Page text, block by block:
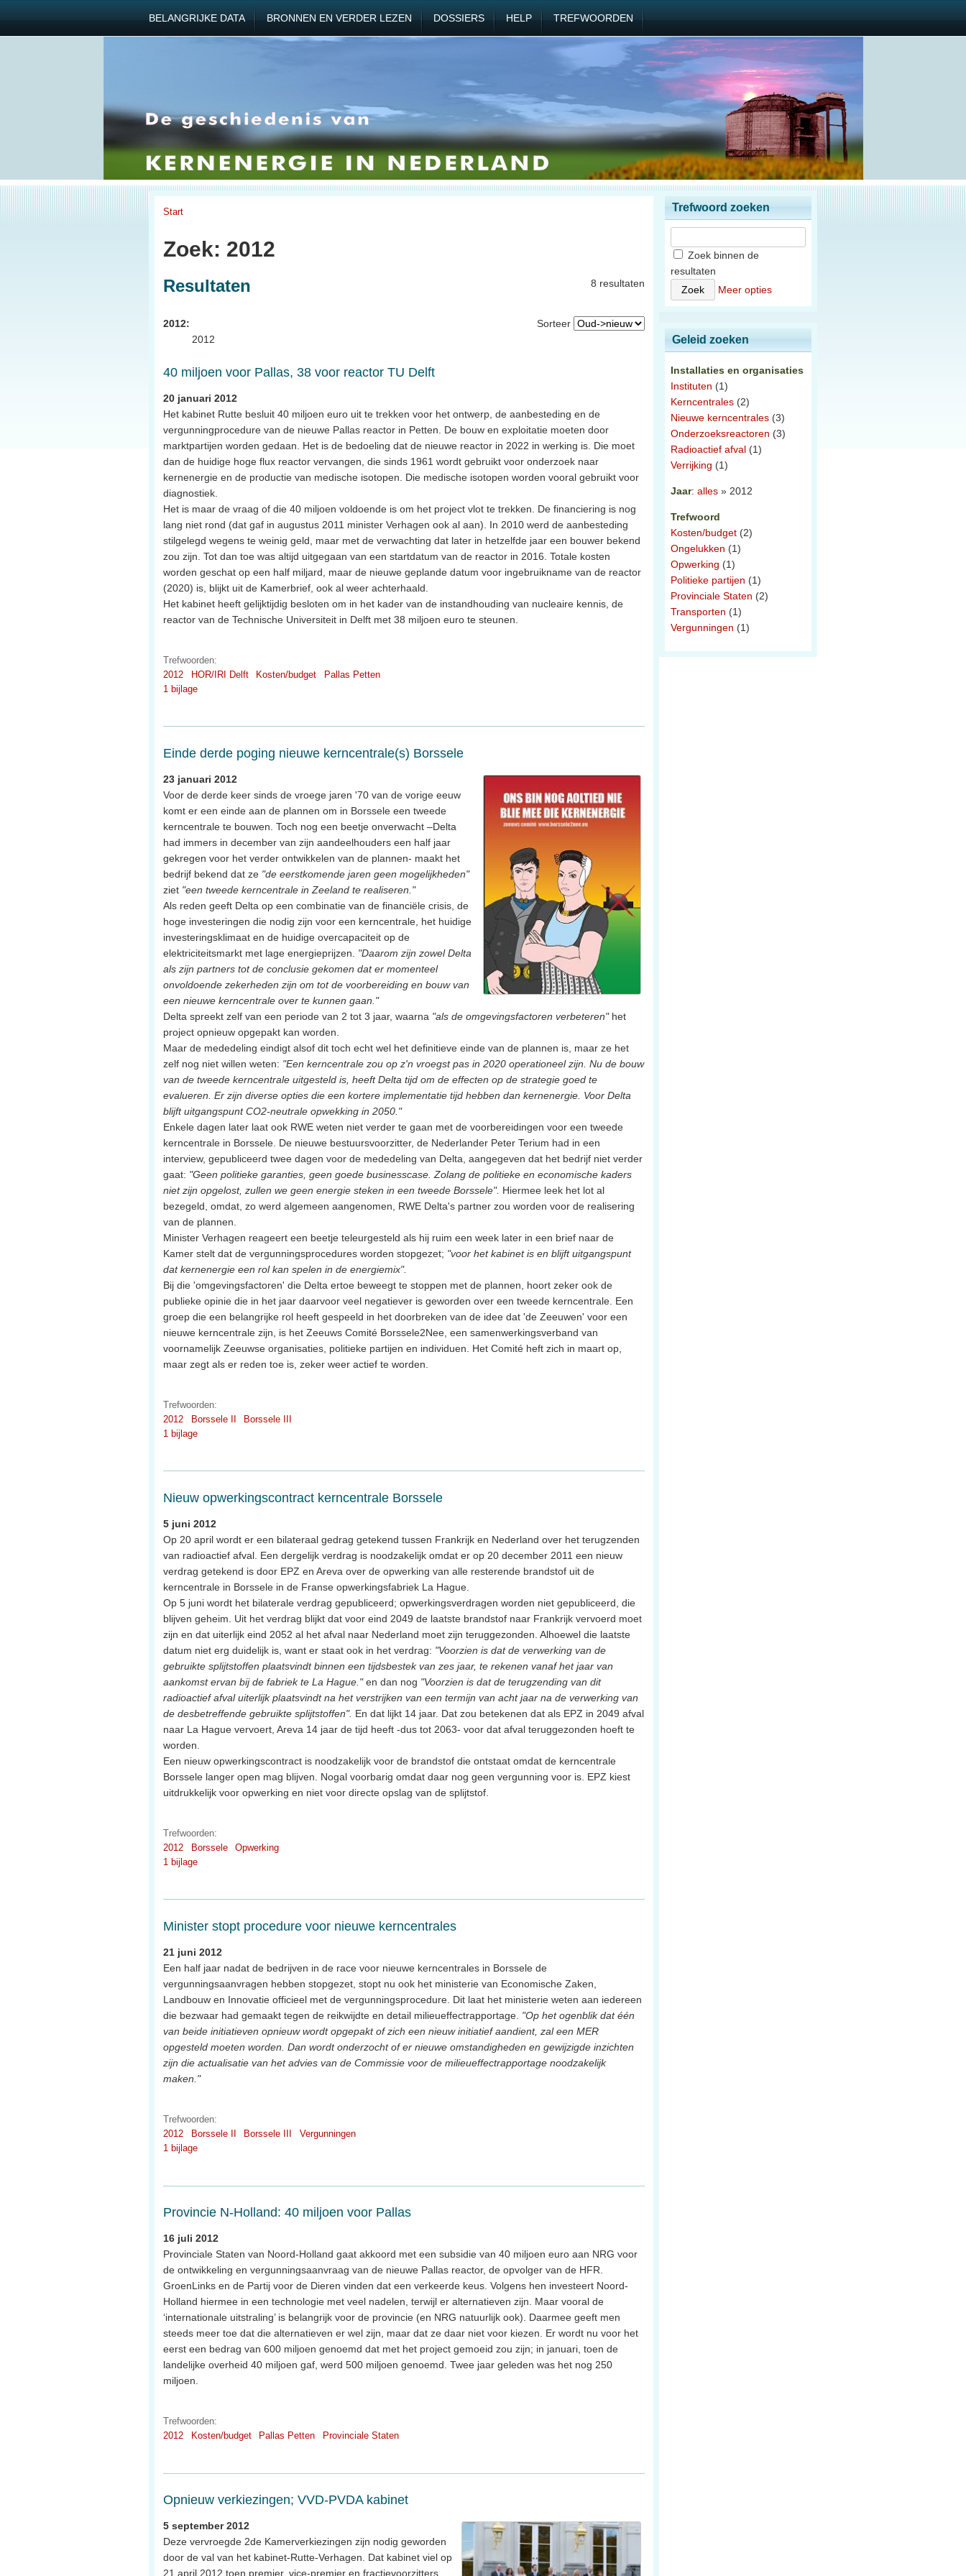
BELANGRIJKE DATA BRONNEN EN VERDER LEZEN DOSSIERS HELP TREFWOORDEN
Start
Zoek: 2012
8 resultaten
Resultaten
Sorteer
2012:
2012
40 miljoen voor Pallas, 38 voor reactor TU Delft
20 januari 2012
Het kabinet Rutte besluit 40 miljoen euro uit te trekken voor het ontwerp, de aanbesteding en de
vergunningprocedure van de nieuwe Pallas reactor in Petten. De bouw en exploitatie moeten door
marktpartijen worden gedaan. Het is de bedoeling dat de nieuwe reactor in 2022 in werking is. Die moet
dan de huidige hoge flux reactor vervangen, die sinds 1961 wordt gebruikt voor onderzoek naar
kernenergie en de productie van medische isotopen. Die medische isotopen worden vooral gebruikt voor
diagnostiek.
Het is maar de vraag of die 40 miljoen voldoende is om het project vlot te trekken. De financiering is nog
lang niet rond (dat gaf in augustus 2011 minister Verhagen ook al aan). In 2010 werd de aanbesteding
stilgelegd wegens te weinig geld, maar met de verwachting dat later in hetzelfde jaar een bouwer bekend
zou zijn. Tot dan toe was altijd uitgegaan van een startdatum van de reactor in 2016. Totale kosten
worden geschat op een half miljard, maar de nieuwe geplande datum voor ingebruikname van de reactor
(2020) is, blijkt uit de Kamerbrief, ook al weer achterhaald.
Het kabinet heeft gelijktijdig besloten om in het kader van de instandhouding van nucleaire kennis, de
reactor van de Technische Universiteit in Delft met 38 miljoen euro te steunen.
Trefwoorden:
2012
HOR/IRI Delft Kosten/budget
Pallas Petten
1 bijlage
Einde derde poging nieuwe kerncentrale(s) Borssele
23 januari 2012
Voor de derde keer sinds de vroege jaren '70 van de vorige eeuw
komt er een einde aan de plannen om in Borssele een tweede
kerncentrale te bouwen. Toch nog een beetje onverwacht –Delta
had immers in december van zijn aandeelhouders een half jaar
gekregen voor het verder ontwikkelen van de plannen- maakt het
bedrijf bekend dat ze "de eerstkomende jaren geen mogelijkheden"
ziet "een tweede kerncentrale in Zeeland te realiseren."
Als reden geeft Delta op een combinatie van de financiële crisis, de
hoge investeringen die nodig zijn voor een kerncentrale, het huidige
investeringsklimaat en de huidige overcapaciteit op de
elektriciteitsmarkt met lage energieprijzen. "Daarom zijn zowel Delta
als zijn partners tot de conclusie gekomen dat er momenteel
onvoldoende zekerheden zijn om tot de voorbereiding en bouw van
een nieuwe kerncentrale over te kunnen gaan."
Delta spreekt zelf van een periode van 2 tot 3 jaar, waarna "als de omgevingsfactoren verbeteren"het
project opnieuw opgepakt kan worden.
Maar de mededeling eindigt alsof dit toch echt wel het definitieve einde van de plannen is, maar ze het
zelf nog niet willen weten: "Een kerncentrale zou op z'n vroegst pas in 2020 operationeel zijn. Nu de bouw
van de tweede kerncentrale uitgesteld is, heeft Delta tijd om de effecten op de strategie goed te
evalueren. Er zijn diverse opties die een kortere implementatie tijd hebben dan kernenergie. Voor Delta
blijft uitgangspunt CO2-neutrale opwekking in 2050."
Enkele dagen later laat ook RWE weten niet verder te gaan met de voorbereidingen voor een tweede
kerncentrale in Borssele. De nieuwe bestuursvoorzitter, de Nederlander Peter Terium had in een
interview, gepubliceerd twee dagen voor de mededeling van Delta, aangegeven dat het bedrijf niet verder
gaat: "Geen politieke garanties, geen goede businesscase. Zolang de politieke en economische kaders
niet zijn opgelost, zullen we geen energie steken in een tweede Borssele". Hiermee leek het lot al
bezegeld, omdat, zo werd algemeen aangenomen, RWE Delta's partner zou worden voor de realisering
van de plannen.
Minister Verhagen reageert een beetje teleurgesteld als hij ruim een week later in een brief naar de
Kamer stelt dat de vergunningsprocedures worden stopgezet; "voor het kabinet is en blijft uitgangspunt
dat kernenergie een rol kan spelen in de energiemix".
Bij die 'omgevingsfactoren' die Delta ertoe beweegt te stoppen met de plannen, hoort zeker ook de
publieke opinie die in het jaar daarvoor veel negatiever is geworden over een tweede kerncentrale. Een
groep die een belangrijke rol heeft gespeeld in het doorbreken van de idee dat 'de Zeeuwen' voor een
nieuwe kerncentrale zijn, is het Zeeuws Comité Borssele2Nee, een samenwerkingsverband van
voornamelijk Zeeuwse organisaties, politieke partijen en individuen. Het Comité heft zich in maart op,
maar zegt als er reden toe is, zeker weer actief te worden.
Trefwoorden:
2012
Borssele II
Borssele III
1 bijlage
Nieuw opwerkingscontract kerncentrale Borssele
5 juni 2012
Op 20 april wordt er een bilateraal gedrag getekend tussen Frankrijk en Nederland over het terugzenden
van radioactief afval. Een dergelijk verdrag is noodzakelijk omdat er op 20 december 2011 een nieuw
verdrag getekend is door EPZ en Areva over de opwerking van alle resterende brandstof uit de
kerncentrale in Borssele in de Franse opwerkingsfabriek La Hague.
Op 5 juni wordt het bilaterale verdrag gepubliceerd; opwerkingsverdragen worden niet gepubliceerd, die
blijven geheim. Uit het verdrag blijkt dat voor eind 2049 de laatste brandstof naar Frankrijk vervoerd moet
zijn en dat uiterlijk eind 2052 al het afval naar Nederland moet zijn teruggezonden. Alhoewel die laatste
datum niet erg duidelijk is, want er staat ook in het verdrag: "Voorzien is dat de verwerking van de
gebruikte splijtstoffen plaatsvindt binnen een tijdsbestek van zes jaar, te rekenen vanaf het jaar van
aankomst ervan bij de fabriek te La Hague."en dan nog "Voorzien is dat de terugzending van dit
radioactief afval uiterlijk plaatsvindt na het verstrijken van een termijn van acht jaar na de verwerking van
de desbetreffende gebruikte splijtstoffen". En dat lijkt 14 jaar. Dat zou betekenen dat als EPZ in 2049 afval
naar La Hague vervoert, Areva 14 jaar de tijd heeft -dus tot 2063- voor dat afval teruggezonden hoeft te
worden.
Een nieuw opwerkingscontract is noodzakelijk voor de brandstof die ontstaat omdat de kerncentrale
Borssele langer open mag blijven. Nogal voorbarig omdat daar nog geen vergunning voor is. EPZ kiest
uitdrukkelijk voor opwerking en niet voor directe opslag van de splijtstof.
Trefwoorden:
2012
Borssele
Opwerking
1 bijlage
Minister stopt procedure voor nieuwe kerncentrales
21 juni 2012
Een half jaar nadat de bedrijven in de race voor nieuwe kerncentrales in Borssele de
vergunningsaanvragen hebben stopgezet, stopt nu ook het ministerie van Economische Zaken,
Landbouw en Innovatie officieel met de vergunningsprocedure. Dit laat het ministerie weten aan iedereen
die bezwaar had gemaakt tegen de reikwijdte en detail milieueffectrapportage. "Op het ogenblik dat één
van beide initiatieven opnieuw wordt opgepakt of zich een nieuw initiatief aandient, zal een MER
opgesteld moeten worden. Dan wordt onderzocht of er nieuwe omstandigheden en gewijzigde inzichten
zijn die actualisatie van het advies van de Commissie voor de milieueffectrapportage noodzakelijk
maken."
Trefwoorden:
2012
Borssele II Borssele III
Vergunningen
1 bijlage
Provincie N-Holland: 40 miljoen voor Pallas
16 juli 2012
Provinciale Staten van Noord-Holland gaat akkoord met een subsidie van 40 miljoen euro aan NRG voor
de ontwikkeling en vergunningsaanvraag van de nieuwe Pallas reactor, de opvolger van de HFR.
GroenLinks en de Partij voor de Dieren vinden dat een verkeerde keus. Volgens hen investeert Noord-
Holland hiermee in een technologie met veel nadelen, terwijl er alternatieven zijn. Maar vooral de
‘internationale uitstraling’ is belangrijk voor de provincie (en NRG natuurlijk ook). Daarmee geeft men
steeds meer toe dat die alternatieven er wel zijn, maar dat ze daar niet voor kiezen. Er wordt nu voor het
eerst een bedrag van 600 miljoen genoemd dat met het project gemoeid zou zijn; in januari, toen de
landelijke overheid 40 miljoen gaf, werd 500 miljoen genoemd. Twee jaar geleden was het nog 250
miljoen.
Trefwoorden:
2012
Kosten/budget Pallas Petten Provinciale Staten
Opnieuw verkiezingen; VVD-PVDA kabinet
5 september 2012
Deze vervroegde 2de Kamerverkiezingen zijn nodig geworden
door de val van het kabinet-Rutte-Verhagen. Dat kabinet viel op
21 april 2012 toen premier, vice-premier en fractievoorzitters
Trefwoord zoeken
Zoek binnen de
resultaten
Meer opties
Geleid zoeken
Installaties en organisaties
Instituten (1)
Kerncentrales (2)
Nieuwe kerncentrales (3)
Onderzoeksreactoren (3)
Radioactief afval (1)
Verrijking (1)
Jaar: alles » 2012
Trefwoord
Kosten/budget (2)
Ongelukken (1)
Opwerking (1)
Politieke partijen (1)
Provinciale Staten (2)
Transporten (1)
Vergunningen (1)